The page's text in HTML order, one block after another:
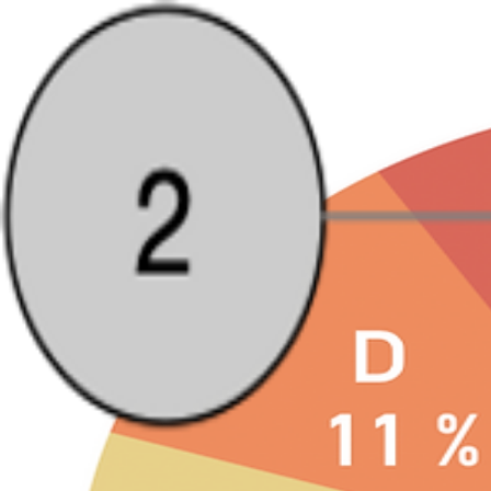
Charles PerezPHD · PSB
AccueilPublications OuvragesExercices
ML
Arbres de décision
DATA VIZ
Data visualisation
Distances dans un graphe